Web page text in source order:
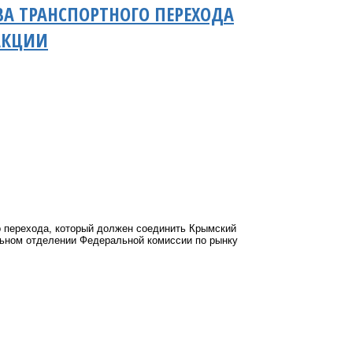
ТРАНСПОРТНОГО ПЕРЕХОДА
который должен соединить Крымский
отделении Федеральной комиссии по рынку